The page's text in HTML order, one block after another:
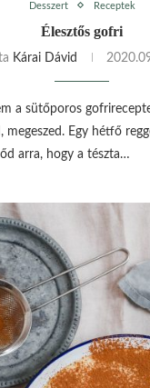
Desszert Receptek
Élesztős gofri
Kárai Dávid
a sütőporos
megeszed. Egy hétfő
arra, hogy a tészta…